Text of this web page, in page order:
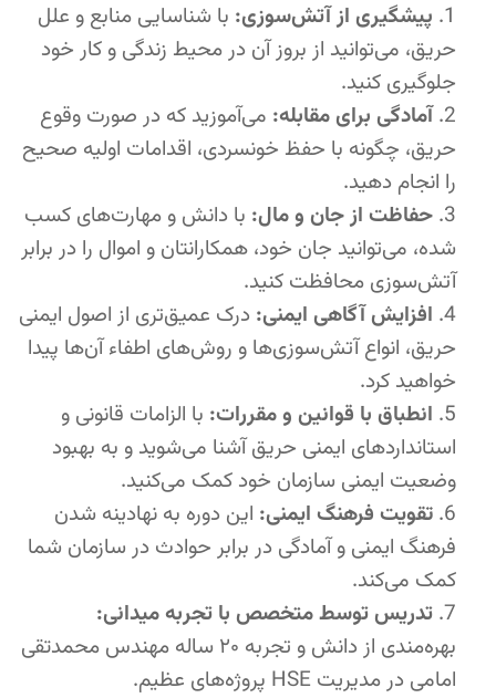
پیشگیری از آتش‌سوزی: با شناسایی منابع و علل
حریق، می‌توانید از بروز آن در محیط زندگی و کار خود
جلوگیری کنید.
آمادگی برای مقابله: می‌آموزید که در صورت وقوع
حریق، چگونه با حفظ خونسردی، اقدامات اولیه صحیح
را انجام دهید.
حفاظت از جان و مال: با دانش و مهارت‌های کسب
شده، می‌توانید جان خود، همکارانتان و اموال را در برابر
آتش‌سوزی محافظت کنید.
افزایش آگاهی ایمنی: درک عمیق‌تری از اصول ایمنی
حریق، انواع آتش‌سوزی‌ها و روش‌های اطفاء آن‌ها پیدا
خواهید کرد.
انطباق با قوانین و مقررات: با الزامات قانونی و
استانداردهای ایمنی حریق آشنا می‌شوید و به بهبود
وضعیت ایمنی سازمان خود کمک می‌کنید.
تقویت فرهنگ ایمنی: این دوره به نهادینه شدن
فرهنگ ایمنی و آمادگی در برابر حوادث در سازمان شما
کمک می‌کند.
تدریس توسط متخصص با تجربه میدانی:
بهره‌مندی از دانش و تجربه ۲۰ ساله مهندس محمدتقی
امامی در مدیریت HSE پروژه‌های عظیم.